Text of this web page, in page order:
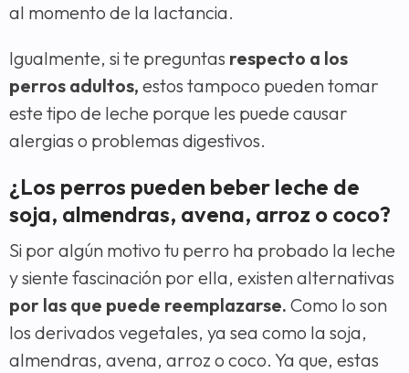
al momento de la lactancia.
Igualmente, si te preguntas respecto a los
perros adultos, estos tampoco pueden tomar
este tipo de leche porque les puede causar
alergias o problemas digestivos.
¿Los perros pueden beber leche de
soja, almendras, avena, arroz o coco?
Si por algún motivo tu perro ha probado la leche
y siente fascinación por ella, existen alternativas
por las que puede reemplazarse. Como lo son
los derivados vegetales, ya sea como la soja,
almendras, avena, arroz o coco. Ya que, estas